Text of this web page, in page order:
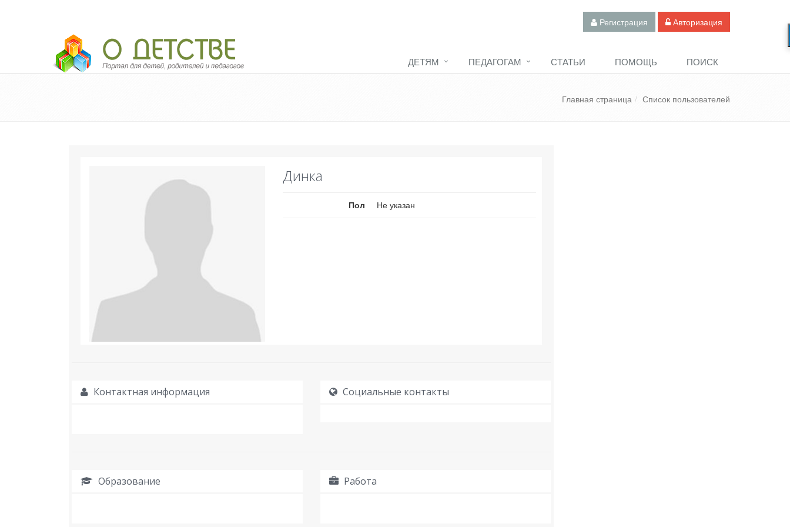
Регистрация Авторизация
Педагогический портал «О детстве»
ДЕТЯМ
ПЕДАГОГАМ СТАТЬИ ПОМОЩЬ ПОИСК
Главная страница Список пользователей
Динка
Пол Не указан
Контактная информация Социальные контакты
Образование Работа